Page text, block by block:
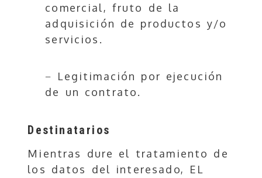
comercial, fruto de la
adquisición de productos y/o
servicios.
− Legitimación por ejecución
de un contrato.
Destinatarios
Mientras dure el tratamiento de
los datos del interesado, EL